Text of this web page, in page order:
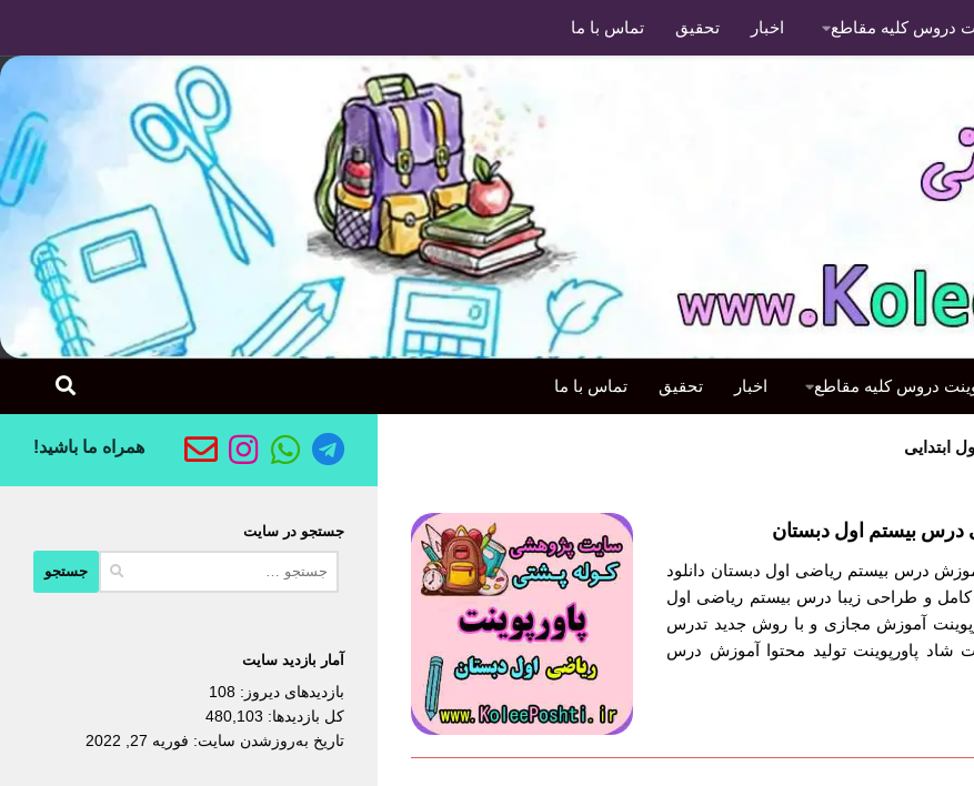
دروس کلیه مقاطع اخبار تحقیق تماس با ما
دروس کلیه مقاطع اخبار تحقیق تماس با ما
ابتدایی
درس بیستم اول دبستان
درس بیستم ریاضی اول دبستان دانلود
و طراحی زیبا درس بیستم ریاضی اول
آموزش مجازی و با روش جدید تدرس
شاد پاورپوینت تولید محتوا آموزش درس
همراه ما باشید!
جستجو در سایت
آمار بازدید سایت
بازدیدهای دیروز: 108
کل بازدیدها: 480,103
تاریخ به‌روزشدن سایت: فوریه 27, 2022